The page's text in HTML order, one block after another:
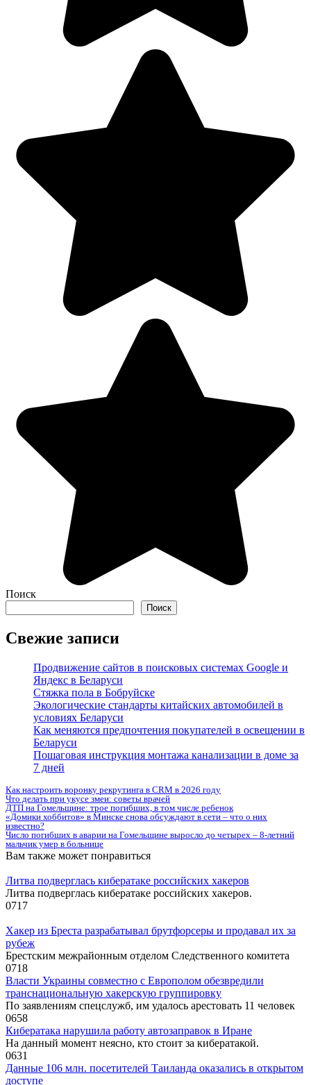
Поиск
Поиск
Свежие записи
Продвижение сайтов в поисковых системах Google и
Яндекс в Беларуси
Стяжка пола в Бобруйске
Экологические стандарты китайских автомобилей в
условиях Беларуси
Как меняются предпочтения покупателей в освещении в
Беларуси
Пошаговая инструкция монтажа канализации в доме за
7 дней
Как настроить воронку рекрутинга в CRM в 2026 году
Что делать при укусе змеи: советы врачей
ДТП на Гомельщине: трое погибших, в том числе ребенок
«Домики хоббитов» в Минске снова обсуждают в сети – что о них
известно?
Число погибших в аварии на Гомельщине выросло до четырех – 8-летний
мальчик умер в больнице
Вам также может понравиться
Литва подверглась кибератаке российских хакеров
Литва подверглась кибератаке российских хакеров.
0717
Хакер из Бреста разрабатывал брутфорсеры и продавал их за
рубеж
Брестским межрайонным отделом Следственного комитета
0718
Власти Украины совместно с Европолом обезвредили
транснациональную хакерскую группировку
По заявлениям спецслужб, им удалось арестовать 11 человек
0658
Кибератака нарушила работу автозаправок в Иране
На данный момент неясно, кто стоит за кибератакой.
0631
Данные 106 млн. посетителей Таиланда оказались в открытом
доступе